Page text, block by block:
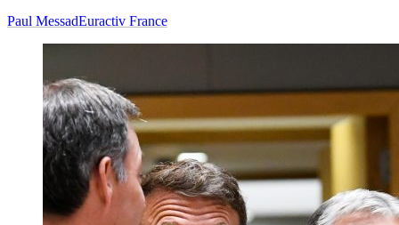
Paul MessadEuractiv France